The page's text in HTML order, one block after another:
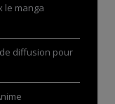
le manga
diffusion pour